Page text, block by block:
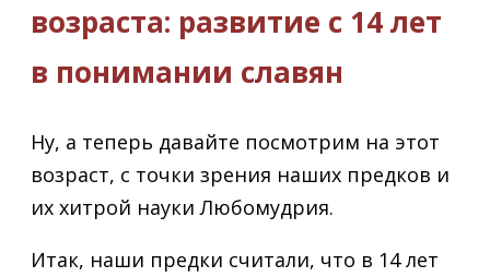
возраста: развитие с 14 лет
в понимании славян
Ну, а теперь давайте посмотрим на этот
возраст, с точки зрения наших предков и
их хитрой науки Любомудрия.
Итак, наши предки считали, что в 14 лет